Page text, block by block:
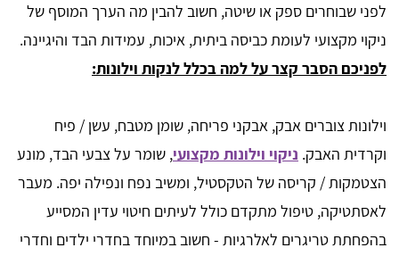
לפני שבוחרים ספק או שיטה, חשוב להבין מה הערך המוסף של
ניקוי מקצועי לעומת כביסה ביתית, איכות, עמידות הבד והיגיינה.
לפניכם הסבר קצר על למה בכלל לנקות וילונות:
וילונות צוברים אבק, אבקני פריחה, שומן מטבח, עשן / פיח
וקרדית האבק. ניקוי וילונות מקצועי, שומר על צבעי הבד, מונע
הצטמקות / קריסה של הטקסטיל, ומשיב נפח ונפילה יפה. מעבר
לאסתטיקה, טיפול מתקדם כולל לעיתים חיטוי עדין המסייע
בהפחתת טריגרים לאלרגיות - חשוב במיוחד בחדרי ילדים וחדרי